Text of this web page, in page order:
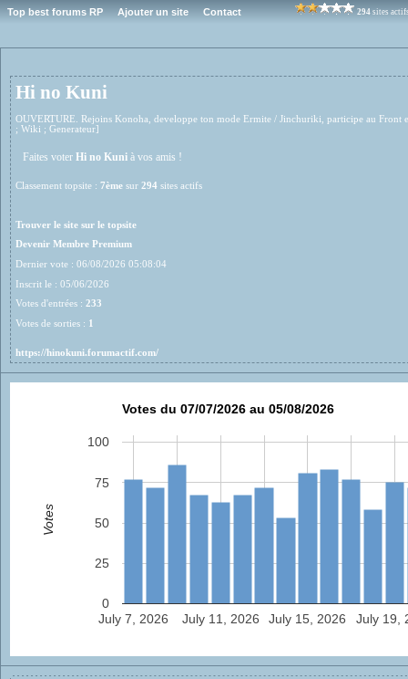
Top best forums RP Ajouter un site Contact 294 sites
Hi no Kuni
OUVERTURE. Rejoins Konoha, developpe ton mode Ermite / Jinchuriki, participe au
; Wiki ; Generateur]
Faites voter Hi no Kuni à vos amis !
Classement topsite : 7ème sur 294 sites actifs
Trouver le site sur le topsite
Devenir Membre Premium
Dernier vote : 06/08/2026 05:08:04
Inscrit le : 05/06/2026
Votes d'entrées : 233
Votes de sorties : 1
https://hinokuni.forumactif.com/
Votes du 07/07/2026 au 05/08/2026
July 7, 2026 July 11, 2026 July 15, 2026 July 19,
0
25
50
75
100
Votes